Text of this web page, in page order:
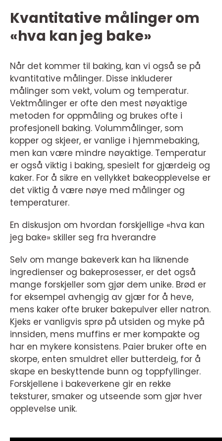
Kvantitative målinger om
«hva kan jeg bake»
Når det kommer til baking, kan vi også se på
kvantitative målinger. Disse inkluderer
målinger som vekt, volum og temperatur.
Vektmålinger er ofte den mest nøyaktige
metoden for oppmåling og brukes ofte i
profesjonell baking. Volummålinger, som
kopper og skjeer, er vanlige i hjemmebaking,
men kan være mindre nøyaktige. Temperatur
er også viktig i baking, spesielt for gjærdeig og
kaker. For å sikre en vellykket bakeopplevelse er
det viktig å være nøye med målinger og
temperaturer.
En diskusjon om hvordan forskjellige «hva kan
jeg bake» skiller seg fra hverandre
Selv om mange bakeverk kan ha liknende
ingredienser og bakeprosesser, er det også
mange forskjeller som gjør dem unike. Brød er
for eksempel avhengig av gjær for å heve,
mens kaker ofte bruker bakepulver eller natron.
Kjeks er vanligvis sprø på utsiden og myke på
innsiden, mens muffins er mer kompakte og
har en mykere konsistens. Paier bruker ofte en
skorpe, enten smuldret eller butterdeig, for å
skape en beskyttende bunn og toppfyllinger.
Forskjellene i bakeverkene gir en rekke
teksturer, smaker og utseende som gjør hver
opplevelse unik.